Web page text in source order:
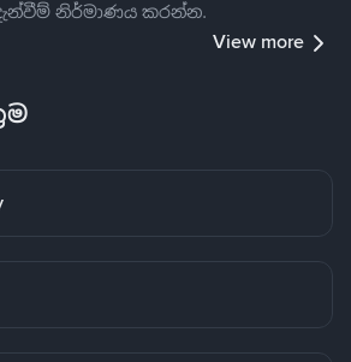
නිර්මාණය කරන්න.
View more